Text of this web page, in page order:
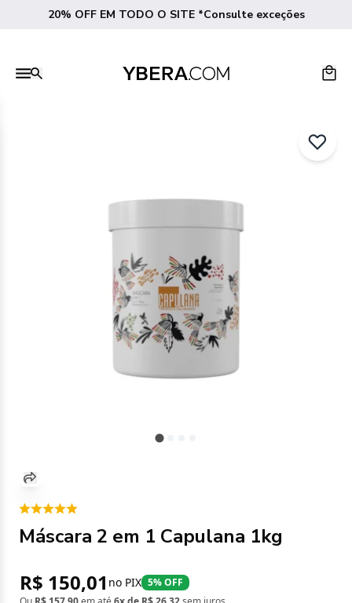
20% OFF EM TODO O SITE *Consulte exceções
Máscara 2 em 1 Capulana 1kg
R$ 150,01 no PIX 5% OFF